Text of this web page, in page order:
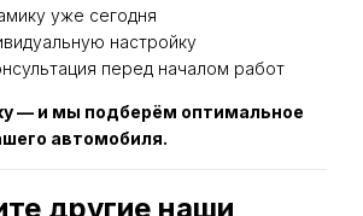
уже сегодня
настройку
перед началом работ
— и мы подберём оптимальное
автомобиля.
другие наши